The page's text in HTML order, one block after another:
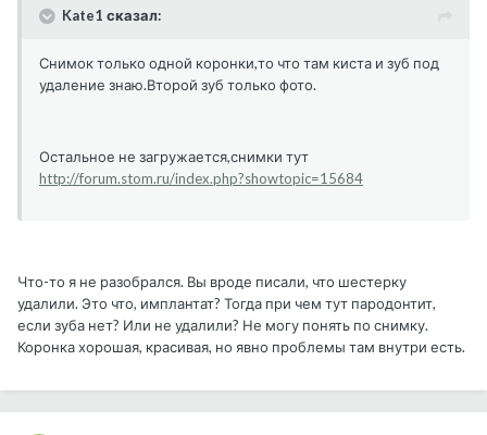
Kate1 сказал:
Снимок только одной коронки,то что там киста и зуб под
удаление знаю.Второй зуб только фото.
Остальное не загружается,снимки тут
http://forum.stom.ru/index.php?showtopic=15684
Что-то я не разобрался. Вы вроде писали, что шестерку
удалили. Это что, имплантат? Тогда при чем тут пародонтит,
если зуба нет? Или не удалили? Не могу понять по снимку.
Коронка хорошая, красивая, но явно проблемы там внутри есть.